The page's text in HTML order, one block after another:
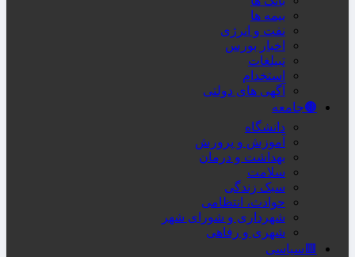
بیمه ها
نفت و انرژی
اخبار بورس
تبیلغات
استخدام
آگهی های دولتی
🟤جامعه
دانشگاه
آموزش و پرورش
بهداشت و درمان
سلامت
سبک زندگی
حوادث، انتظامی
شهرداری و شورای شهر
شهری و رفاهی
🟥سیاسی